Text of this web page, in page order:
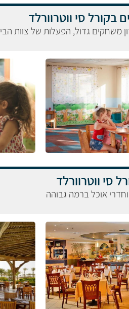
בקורל סי ווטרוורלד
משחקים גדול, הפעלות של צוות
סי ווטרוורלד
אוכל ברמה גבוהה